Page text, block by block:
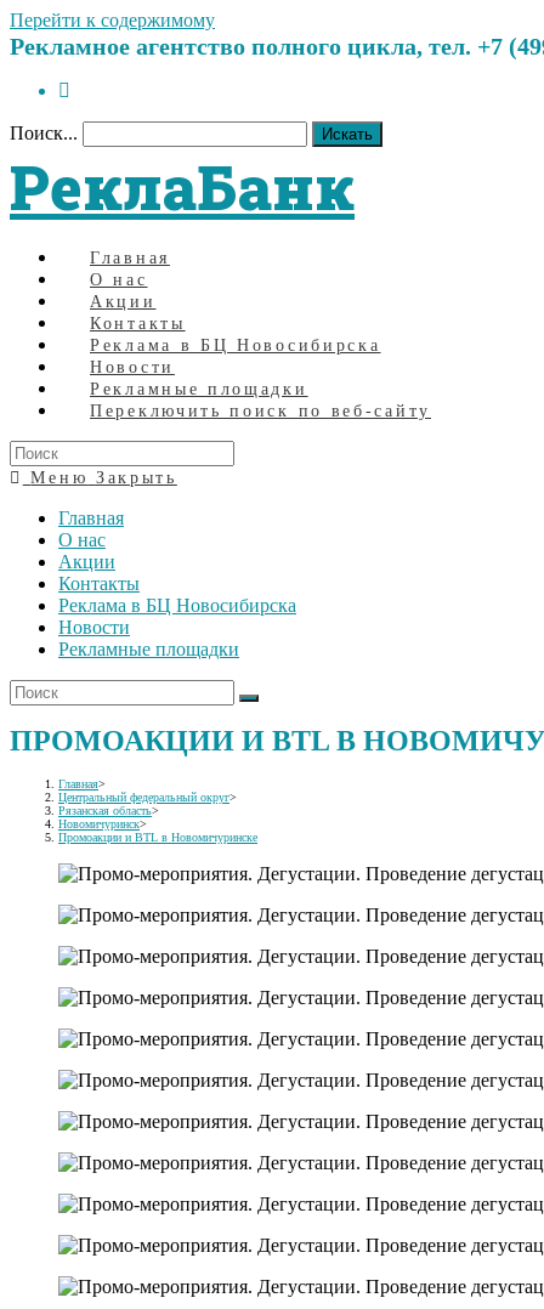
Перейти к содержимому
Рекламное агентство полного цикла, тел. +7
Поиск... Искать
РеклаБанк
Главная
О нас
Акции
Контакты
Реклама в БЦ Новосибирска
Новости
Рекламные площадки
Переключить поиск по веб-сайту
Меню Закрыть
Главная
О нас
Акции
Контакты
Реклама в БЦ Новосибирска
Новости
Рекламные площадки
ПРОМОАКЦИИ И BTL В
Главная>
Центральный федеральный округ>
Рязанская область>
Новомичуринск>
Промоакции и BTL в Новомичуринске